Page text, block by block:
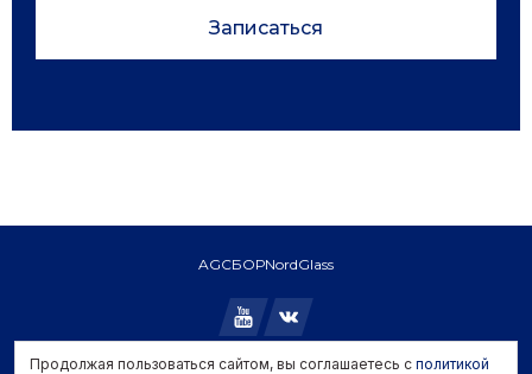
Записаться
AGCБОРNordGlass
Продолжая пользоваться сайтом, вы соглашаетесь с политикой